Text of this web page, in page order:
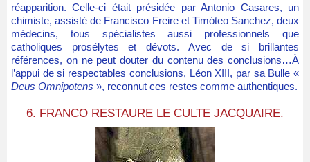
réapparition. Celle-ci était présidée par Antonio Casares, un
chimiste, assisté de Francisco Freire et Timóteo Sanchez, deux
médecins, tous spécialistes aussi professionnels que
catholiques prosélytes et dévots. Avec de si brillantes
références, on ne peut douter du contenu des conclusions…À
l’appui de si respectables conclusions, Léon XIII, par sa Bulle «
Deus Omnipotens », reconnut ces restes comme authentiques.
6. FRANCO RESTAURE LE CULTE JACQUAIRE.